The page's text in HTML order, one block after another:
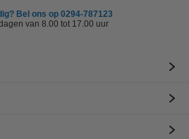
Bel ons op 0294-787123
van 8.00 tot 17.00 uur